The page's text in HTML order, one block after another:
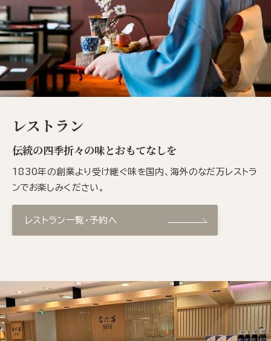
レストラン
伝統の四季折々の味とおもてなしを
1830年の創業より受け継ぐ味を国内、海外のなだ万レストラ
ンでお楽しみください。
レストラン一覧・予約へ